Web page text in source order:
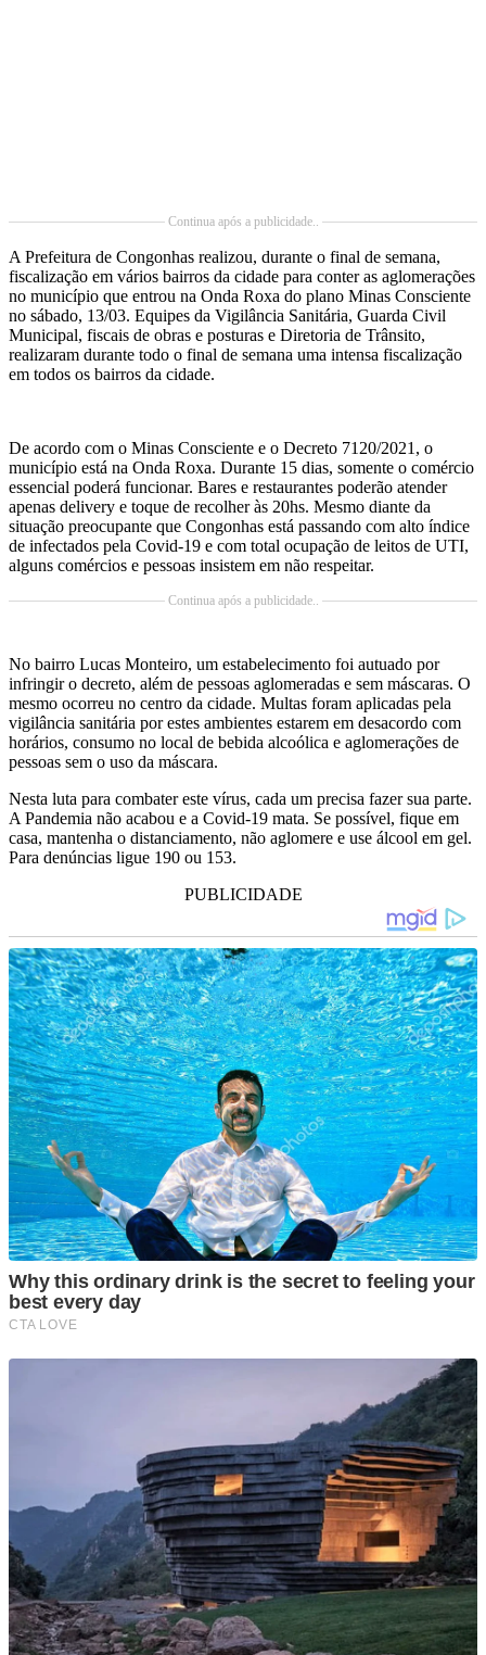
Continua após a publicidade..
A Prefeitura de Congonhas realizou, durante o final de semana,
fiscalização em vários bairros da cidade para conter as aglomerações
no município que entrou na Onda Roxa do plano Minas Consciente
no sábado, 13/03. Equipes da Vigilância Sanitária, Guarda Civil
Municipal, fiscais de obras e posturas e Diretoria de Trânsito,
realizaram durante todo o final de semana uma intensa fiscalização
em todos os bairros da cidade.
De acordo com o Minas Consciente e o Decreto 7120/2021, o
município está na Onda Roxa. Durante 15 dias, somente o comércio
essencial poderá funcionar. Bares e restaurantes poderão atender
apenas delivery e toque de recolher às 20hs. Mesmo diante da
situação preocupante que Congonhas está passando com alto índice
de infectados pela Covid-19 e com total ocupação de leitos de UTI,
alguns comércios e pessoas insistem em não respeitar.
Continua após a publicidade..
No bairro Lucas Monteiro, um estabelecimento foi autuado por
infringir o decreto, além de pessoas aglomeradas e sem máscaras. O
mesmo ocorreu no centro da cidade. Multas foram aplicadas pela
vigilância sanitária por estes ambientes estarem em desacordo com
horários, consumo no local de bebida alcoólica e aglomerações de
pessoas sem o uso da máscara.
Nesta luta para combater este vírus, cada um precisa fazer sua parte.
A Pandemia não acabou e a Covid-19 mata. Se possível, fique em
casa, mantenha o distanciamento, não aglomere e use álcool em gel.
Para denúncias ligue 190 ou 153.
PUBLICIDADE